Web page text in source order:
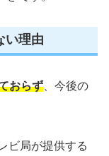
い理由
おらず 、今後の
ビ局が提供する